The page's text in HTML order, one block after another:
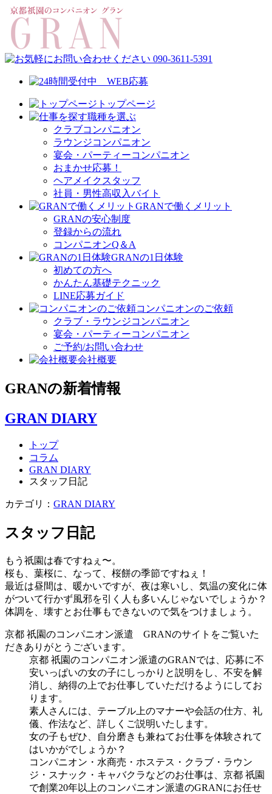
トップページ
職種を選ぶ
クラブコンパニオン
ラウンジコンパニオン
宴会・パーティーコンパニオン
おまかせ応募！
ヘアメイクスタッフ
社員・男性高収入バイト
GRANで働くメリット
GRANの安心制度
登録からの流れ
コンパニオンQ＆A
GRANの1日体験
初めての方へ
かんたん基礎テクニック
LINE応募ガイド
コンパニオンのご依頼
クラブ・ラウンジコンパニオン
宴会・パーティーコンパニオン
ご予約/お問い合わせ
会社概要
GRANの新着情報
GRAN DIARY
トップ
コラム
GRAN DIARY
スタッフ日記
カテゴリ： GRAN DIARY
スタッフ日記
もう祇園は春ですねぇ〜。
桜も、葉桜に、なって、桜餅の季節ですねぇ！
最近は昼間は、暖かいですが、夜は寒いし、気温の変化に体
がついて行かず風邪を引く人も多いんじゃないでしょうか？
体調を、壊すとお仕事もできないので気をつけましょう。
京都 祇園のコンパニオン派遣 GRANのサイトをご覧いた
だきありがとうございます。
京都 祇園のコンパニオン派遣のGRANでは、応募に不
安いっぱいの女の子にしっかりと説明をし、不安を解
消 し、納得の上でお仕事していただけるようにしてお
ります。
素人さんには、テーブル上のマナーや会話の仕方、礼
儀、作法など、詳しくご説明いたします。
女の子もぜひ、自分磨きも兼ねてお仕事を体験されて
はいかがでしょうか？
コンパニオン・水商売・ホステス・クラブ・ラウン
ジ・スナック・キャバクラなどのお仕事は、京都 祇園
で創業20年以上のコンパニオン派遣のGRANにお任せ